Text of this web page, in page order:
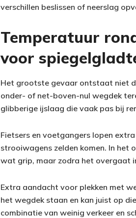
verschillen beslissen of neerslag
Temperatuur
voor
Het grootste gevaar ontstaat niet
onder- of net-boven-nul wegdek
glibberige ijslaag die vaak pas bij
Fietsers en voetgangers lopen
strooiwagens zelden komen. In het
wat grip, maar zodra het overgaat
Extra aandacht voor plekken met
het wegdek staan en kan juist op
combinatie van weinig verkeer en